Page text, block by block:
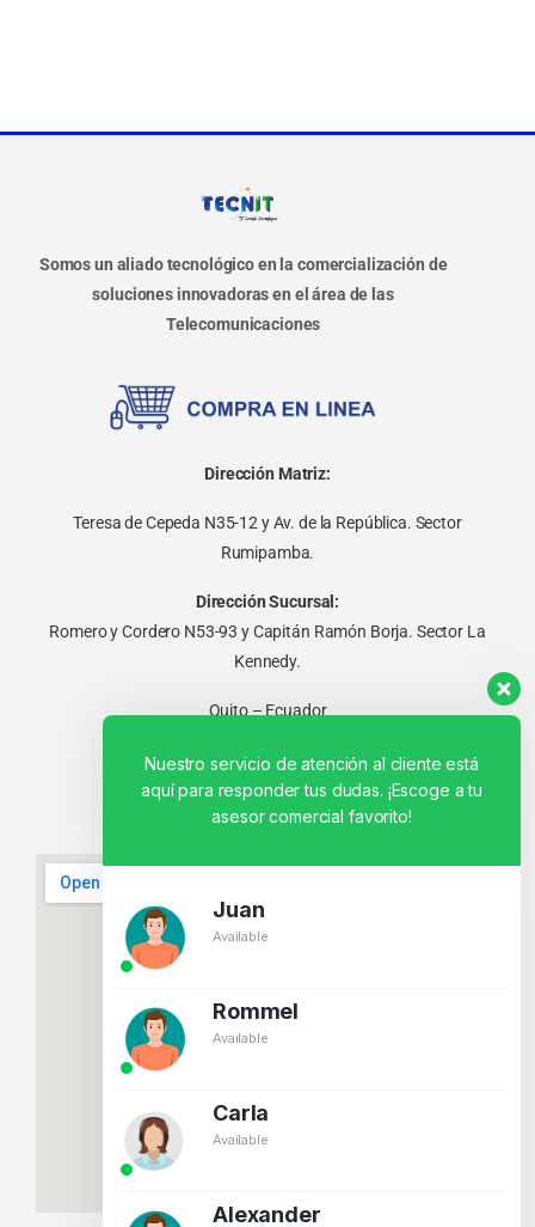
Somos un aliado tecnológico en la comercialización de
soluciones innovadoras en el área de las
Telecomunicaciones
Dirección Matriz:
Teresa de Cepeda N35-12 y Av. de la República. Sector
Rumipamba.
Dirección Sucursal:
Romero y Cordero N53-93 y Capitán Ramón Borja. Sector La
Kennedy.
Quito – Ecuador
Nuestro servicio de atención al cliente está
aquí para responder tus dudas. ¡Escoge a tu
asesor comercial favorito!
Juan
Available
Rommel
Available
Carla
Available
Alexander